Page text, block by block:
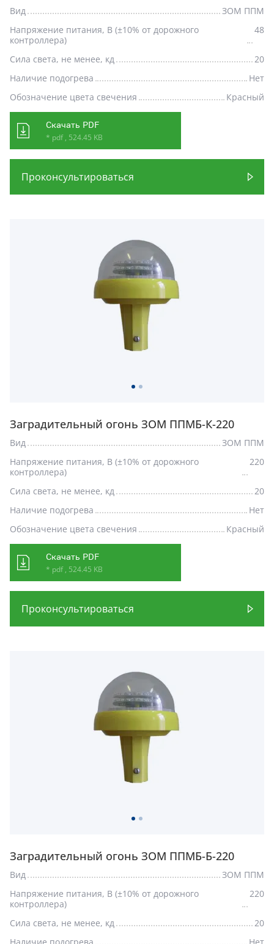
Вид
ЗОМ ППМ
Напряжение питания, В (±10% от дорожного
контроллера)
48
Сила света, не менее, кд
20
Наличие подогрева
Нет
Обозначение цвета свечения
Красный
Скачать PDF
* pdf , 524.45 KB
Проконсультироваться
Заградительный огонь ЗОМ ППМБ-К-220
Вид
ЗОМ ППМ
Напряжение питания, В (±10% от дорожного
контроллера)
220
Сила света, не менее, кд
20
Наличие подогрева
Нет
Обозначение цвета свечения
Красный
Скачать PDF
* pdf , 524.45 KB
Проконсультироваться
Заградительный огонь ЗОМ ППМБ-Б-220
Вид
ЗОМ ППМ
Напряжение питания, В (±10% от дорожного
контроллера)
220
Сила света, не менее, кд
20